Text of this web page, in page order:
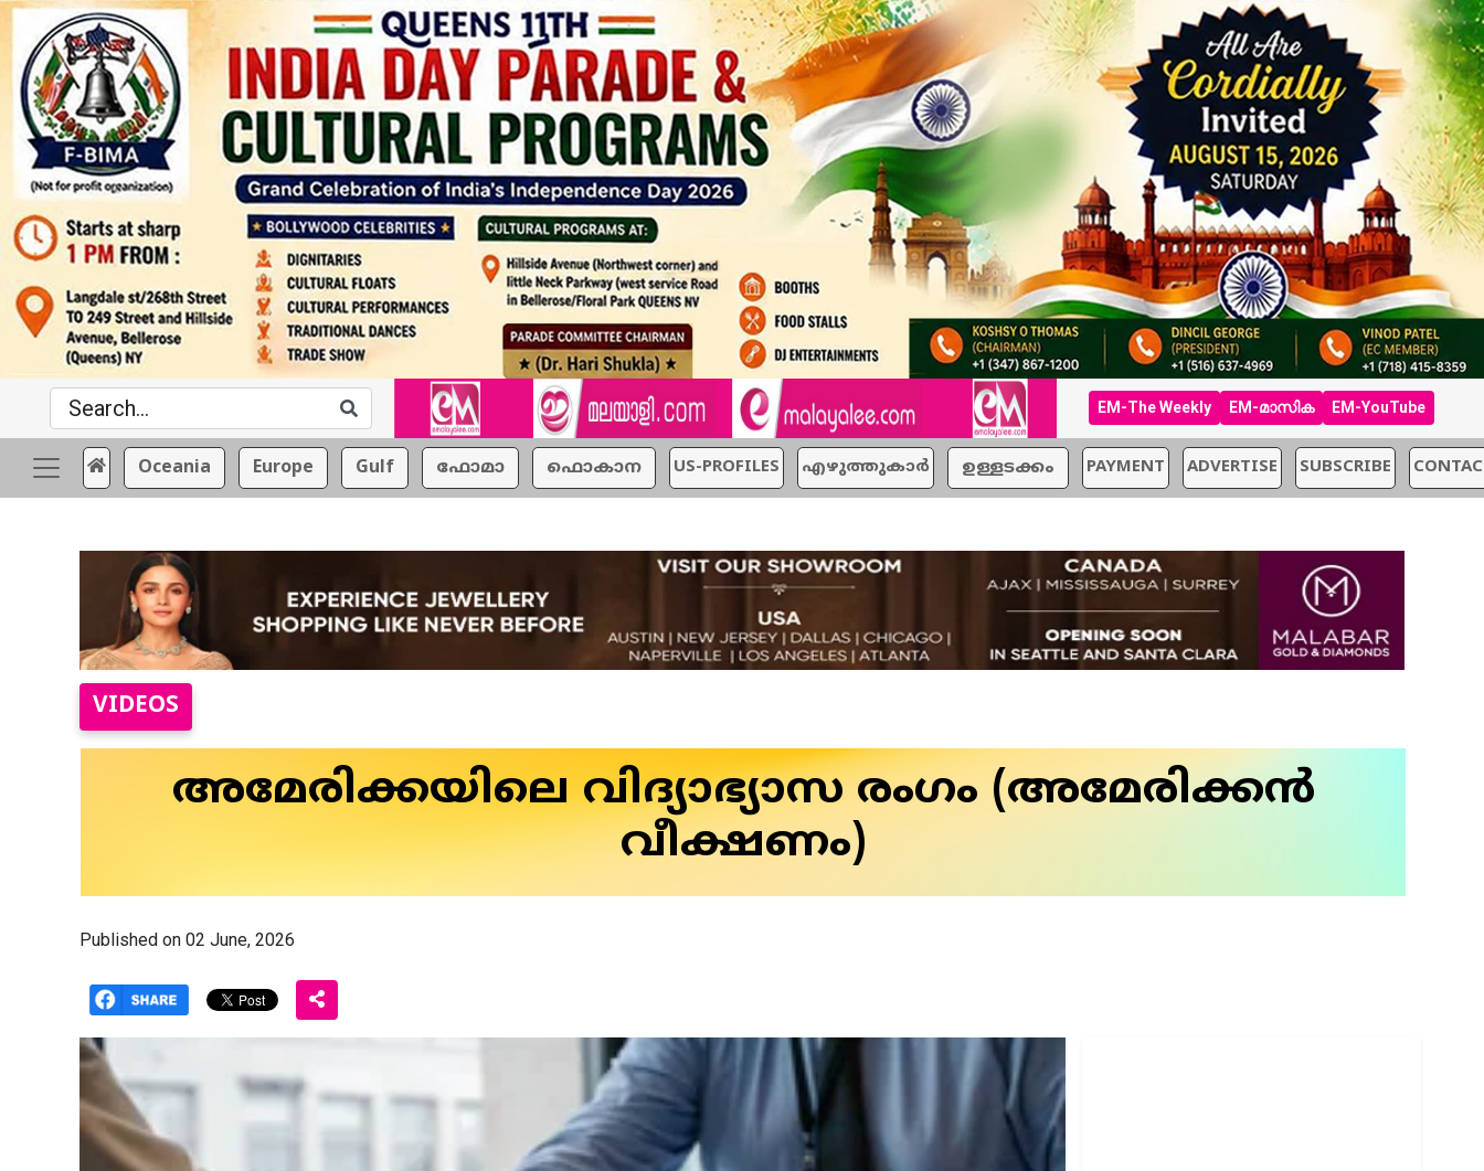
EM-The Weekly EM-മാസിക EM-YouTube
Oceania Europe Gulf ഫോമാ ഫൊകാന US-PROFILES എഴുത്തുകാര്‍ ഉള്ളടക്കം PAYMENT ADVERTISE SUBSCRIBE
VIDEOS
അമേരിക്കയിലെ വിദ്യാഭ്യാസ രംഗം (അമേരിക്കൻ
വീക്ഷണം)
Published on 02 June, 2026